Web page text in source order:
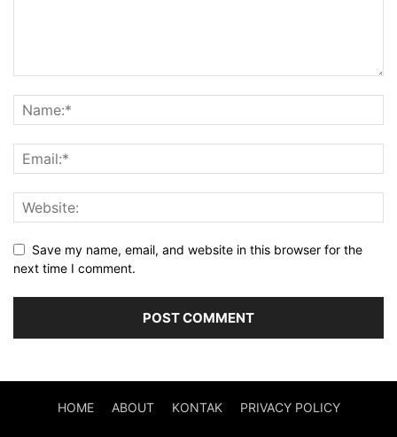
Save my name, email, and website in this browser for the
next time I comment.
HOME ABOUT KONTAK PRIVACY POLICY